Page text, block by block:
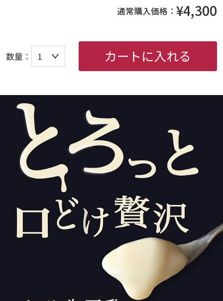
通常購入価格：¥4,300
数量： カートに入れる